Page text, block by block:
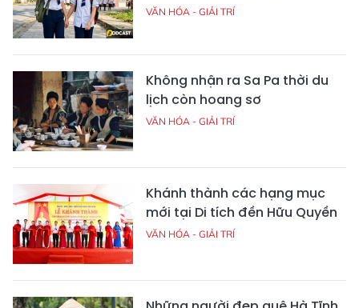
VĂN HÓA - GIẢI TRÍ
Không nhận ra Sa Pa thời du
lịch còn hoang sơ
VĂN HÓA - GIẢI TRÍ
Khánh thành các hạng mục
mới tại Di tích đền Hữu Quyền
VĂN HÓA - GIẢI TRÍ